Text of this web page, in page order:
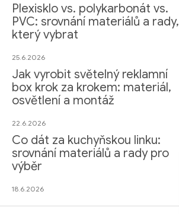
Plexisklo vs. polykarbonát vs.
PVC: srovnání materiálů a rady,
který vybrat
25.6.2026
Jak vyrobit světelný reklamní
box krok za krokem: materiál,
osvětlení a montáž
22.6.2026
Co dát za kuchyňskou linku:
srovnání materiálů a rady pro
výběr
18.6.2026